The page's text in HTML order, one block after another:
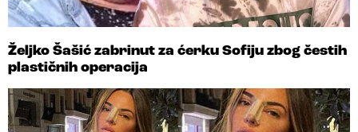
Željko Šašić zabrinut za ćerku Sofiju zbog čestih
plastičnih operacija